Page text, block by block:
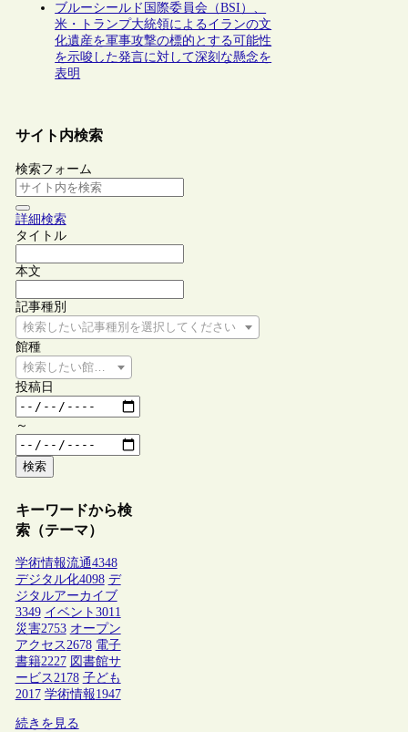
ブルーシールド国際委員会（BSI）、
米・トランプ大統領によるイランの文
化遺産を軍事攻撃の標的とする可能性
を示唆した発言に対して深刻な懸念を
表明
サイト内検索
検索フォーム
詳細検索
タイトル
本文
記事種別
検索したい記事種別を選択してください
館種
検索したい館種を選択してください
投稿日
～
検索
キーワードから検
索（テーマ）
学術情報流通4348
デジタル化4098 デ
ジタルアーカイブ
3349 イベント 3011
災害2753 オープン
アクセス2678 電子
書籍2227 図書館サ
ービス2178 子ども
2017 学術情報1947
続きを見る